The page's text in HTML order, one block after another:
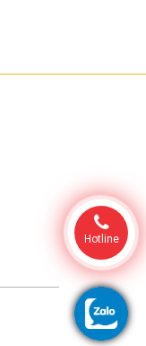
Hotline